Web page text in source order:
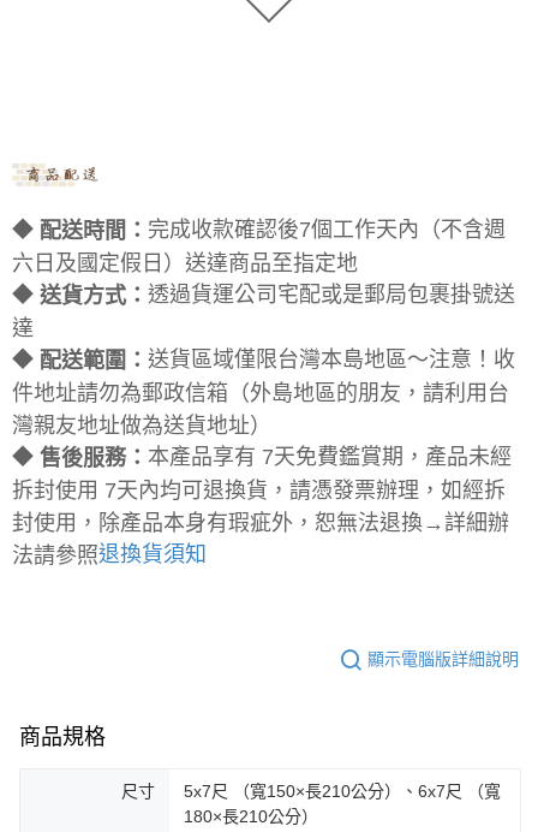
◆ 配送時間： 完成收款確認後7個工作天內（不含週
六日及國定假日）送達商品至指定地
◆ 送貨方式： 透過貨運公司宅配或是郵局包裹掛號送
達
◆ 配送範圍： 送貨區域僅限台灣本島地區～注意！收
件地址請勿為郵政信箱（外島地區的朋友，請利用台
灣親友地址做為送貨地址）
◆ 售後服務： 本產品享有 7天免費鑑賞期，產品未經
拆封使用 7天內均可退換貨，請憑發票辦理，如經拆
封使用，除產品本身有瑕疵外，恕無法退換→詳細辦
法請參照退換貨須知
顯示電腦版詳細說明
商品規格
尺寸
5x7尺 （寬150×長210公分）、6x7尺 （寬
180×長210公分）